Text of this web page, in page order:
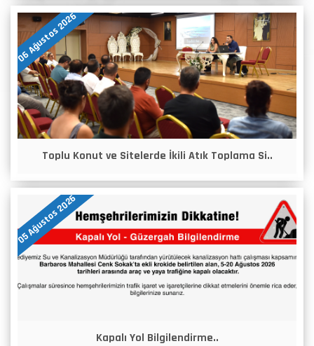
06 Ağustos 2026
Toplu Konut ve Sitelerde İkili Atık Toplama Si..
05 Ağustos 2026
Kapalı Yol Bilgilendirme..